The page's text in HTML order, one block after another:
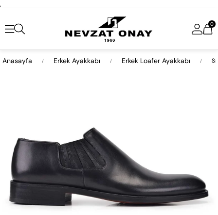
,
0
Anasayfa Erkek Ayakkabı Erkek Loafer Ayakkabı